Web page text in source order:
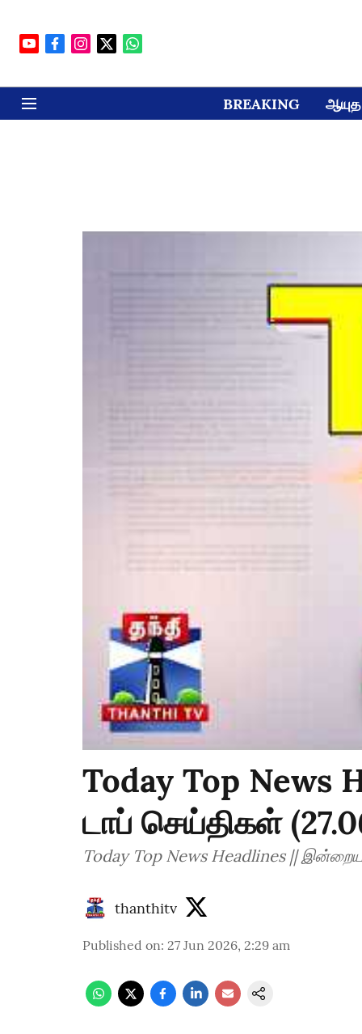
BREAKING ஆயுத
Today Top
டாப் செய்திகள்
Today Top News Headlines ||
thanthitv
Published on: 27 Jun 2026, 2:29 am